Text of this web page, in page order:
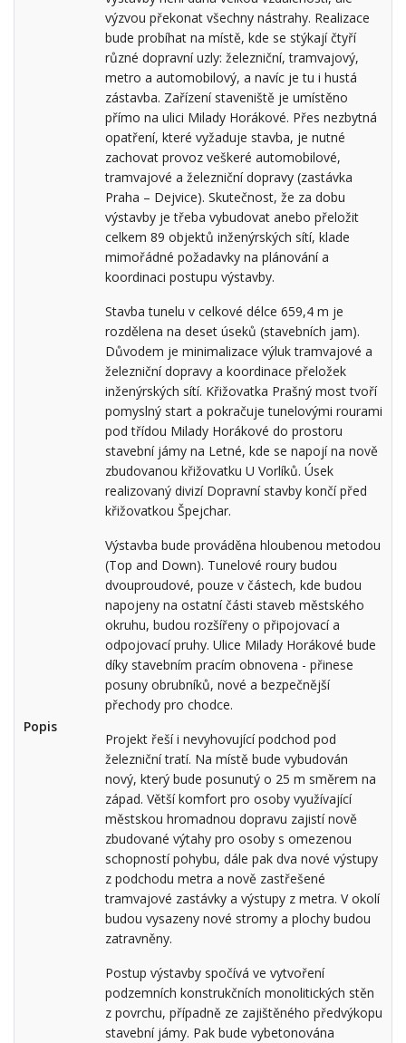
Popis
výzvou překonat všechny nástrahy. Realizace
bude probíhat na místě, kde se stýkají čtyří
různé dopravní uzly: železniční, tramvajový,
metro a automobilový, a navíc je tu i hustá
zástavba. Zařízení staveniště je umístěno
přímo na ulici Milady Horákové. Přes nezbytná
opatření, které vyžaduje stavba, je nutné
zachovat provoz veškeré automobilové,
tramvajové a železniční dopravy (zastávka
Praha – Dejvice). Skutečnost, že za dobu
výstavby je třeba vybudovat anebo přeložit
celkem 89 objektů inženýrských sítí, klade
mimořádné požadavky na plánování a
koordinaci postupu výstavby.
Stavba tunelu v celkové délce 659,4 m je
rozdělena na deset úseků (stavebních jam).
Důvodem je minimalizace výluk tramvajové a
železniční dopravy a koordinace přeložek
inženýrských sítí. Křižovatka Prašný most tvoří
pomyslný start a pokračuje tunelovými rourami
pod třídou Milady Horákové do prostoru
stavební jámy na Letné, kde se napojí na nově
zbudovanou křižovatku U Vorlíků. Úsek
realizovaný divizí Dopravní stavby končí před
křižovatkou Špejchar.
Výstavba bude prováděna hloubenou metodou
(Top and Down). Tunelové roury budou
dvouproudové, pouze v částech, kde budou
napojeny na ostatní části staveb městského
okruhu, budou rozšířeny o připojovací a
odpojovací pruhy. Ulice Milady Horákové bude
díky stavebním pracím obnovena - přinese
posuny obrubníků, nové a bezpečnější
přechody pro chodce.
Projekt řeší i nevyhovující podchod pod
železniční tratí. Na místě bude vybudován
nový, který bude posunutý o 25 m směrem na
západ. Větší komfort pro osoby využívající
městskou hromadnou dopravu zajistí nově
zbudované výtahy pro osoby s omezenou
schopností pohybu, dále pak dva nové výstupy
z podchodu metra a nově zastřešené
tramvajové zastávky a výstupy z metra. V okolí
budou vysazeny nové stromy a plochy budou
zatravněny.
Postup výstavby spočívá ve vytvoření
podzemních konstrukčních monolitických stěn
z povrchu, případně ze zajištěného předvýkopu
stavební jámy. Pak bude vybetonována